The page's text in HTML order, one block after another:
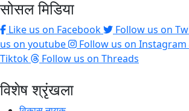
सोसल मिडिया
Like us on Facebook Follow us on
us on youtube
Follow us on Instagram
Tiktok
Follow us on Threads
विशेष श्रृंखला